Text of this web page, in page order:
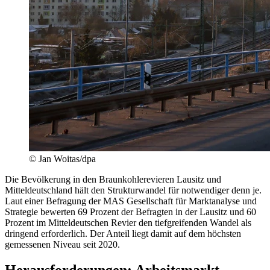
© Jan Woitas/dpa
Die Bevölkerung in den Braunkohlerevieren Lausitz und
Mitteldeutschland hält den Strukturwandel für notwendiger denn je.
Laut einer Befragung der MAS Gesellschaft für Marktanalyse und
Strategie bewerten 69 Prozent der Befragten in der Lausitz und 60
Prozent im Mitteldeutschen Revier den tiefgreifenden Wandel als
dringend erforderlich. Der Anteil liegt damit auf dem höchsten
gemessenen Niveau seit 2020.